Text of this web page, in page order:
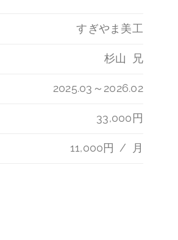
すぎやま美工
杉山 兄
2025.03～2026.02
33,000円
11,000円 / 月